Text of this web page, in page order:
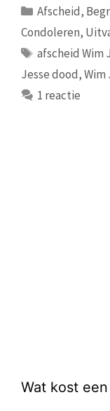
Categorieën
Afscheid,
Condoleren,
Tags
afscheid Wim
Jesse dood,Wim
1 reactie
Wat kost